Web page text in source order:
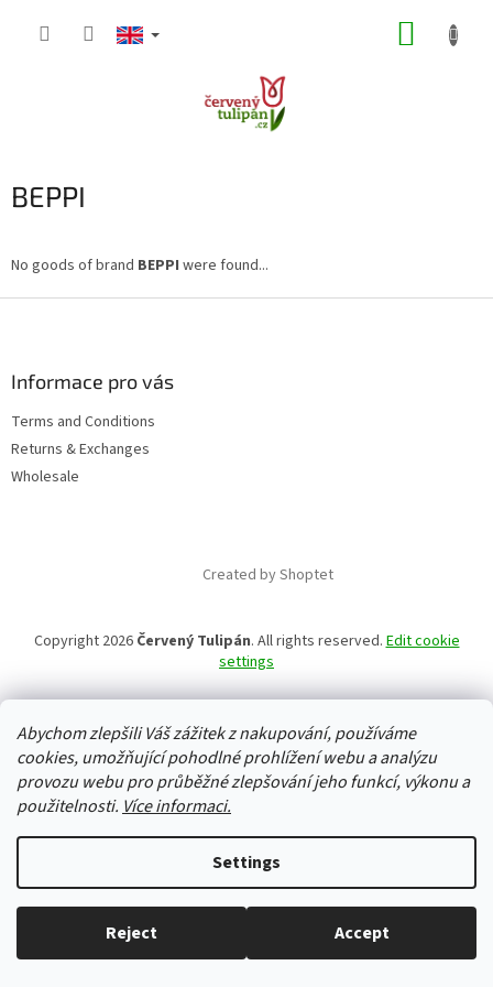
Abychom zlepšili Váš zážitek z nakupování, používáme
cookies, umožňující pohodlné prohlížení webu a analýzu
provozu webu pro průběžné zlepšování jeho funkcí, výkonu a
použitelnosti. Více informaci.
Settings
Reject Accept
Everything in stock, we ship every working day.
BEPPI
No goods of brand BEPPI were found...
Informace pro vás
Terms and Conditions
Returns & Exchanges
Wholesale
Created by Shoptet
Copyright 2026 Červený Tulipán. All rights reserved.Edit cookie
settings